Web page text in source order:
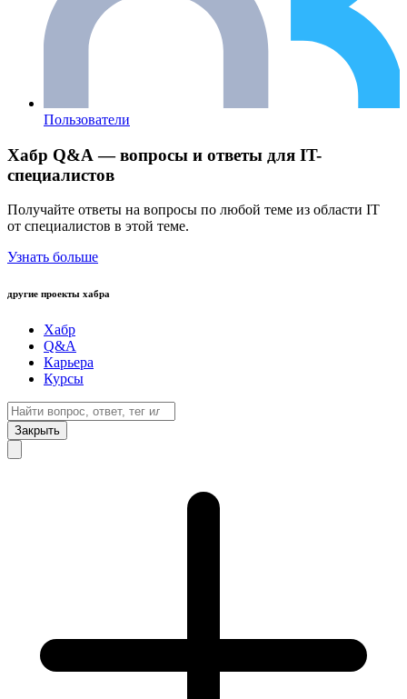
Пользователи
Хабр Q&A — вопросы и ответы для IT-
специалистов
Получайте ответы на вопросы по любой теме из области IT
от специалистов в этой теме.
Узнать больше
другие проекты хабра
Хабр
Q&A
Карьера
Курсы
Закрыть